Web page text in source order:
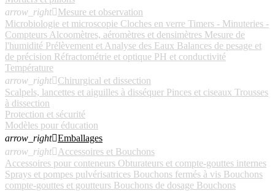
arrow_right Mesure et observation
Microbiologie et microscopie Cloches en verre Timers - Minuteries -
Compteurs Alcoomètres, aéromètres et densimètres Mesure de
l'humidité Prélèvement et Analyse des Eaux Balances de pesage et
de précision Réfractométrie et optique PH et conductivité
Température
arrow_right Chirurgical et dissection
Scalpels, lancettes et aiguilles à disséquer Pinces et ciseaux Trousses
à dissection
Protection et sécurité
Modèles pour éducation
arrow_rightEmballages
arrow_right Accessoires et Bouchons
Accessoires pour conteneurs Obturateurs et compte-gouttes internes
Sprays et pompes pulvérisatrices Bouchons fermés à vis Bouchons
compte-gouttes et goutteurs Bouchons de dosage Bouchons